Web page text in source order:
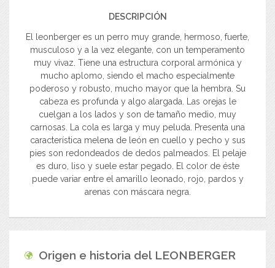
DESCRIPCIÓN
El leonberger es un perro muy grande, hermoso, fuerte,
musculoso y a la vez elegante, con un temperamento
muy vivaz. Tiene una estructura corporal armónica y
mucho aplomo, siendo el macho especialmente
poderoso y robusto, mucho mayor que la hembra. Su
cabeza es profunda y algo alargada. Las orejas le
cuelgan a los lados y son de tamaño medio, muy
carnosas. La cola es larga y muy peluda. Presenta una
característica melena de león en cuello y pecho y sus
pies son redondeados de dedos palmeados. El pelaje
es duro, liso y suele estar pegado. El color de éste
puede variar entre el amarillo leonado, rojo, pardos y
arenas con máscara negra.
Origen e historia del LEONBERGER